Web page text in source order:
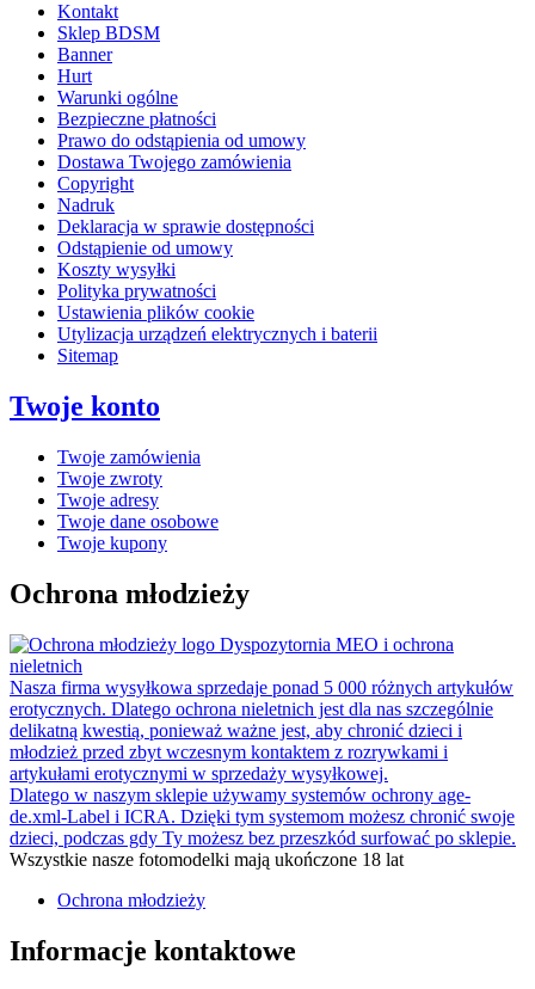
Kontakt
Sklep BDSM
Banner
Hurt
Warunki ogólne
Bezpieczne płatności
Prawo do odstąpienia od umowy
Dostawa Twojego zamówienia
Copyright
Nadruk
Deklaracja w sprawie dostępności
Odstąpienie od umowy
Koszty wysyłki
Polityka prywatności
Ustawienia plików cookie
Utylizacja urządzeń elektrycznych i baterii
Sitemap
Twoje konto
Twoje zamówienia
Twoje zwroty
Twoje adresy
Twoje dane osobowe
Twoje kupony
Ochrona młodzieży
Dyspozytornia MEO i ochrona
nieletnich
Nasza firma wysyłkowa sprzedaje ponad 5 000 różnych artykułów
erotycznych. Dlatego ochrona nieletnich jest dla nas szczególnie
delikatną kwestią, ponieważ ważne jest, aby chronić dzieci i
młodzież przed zbyt wczesnym kontaktem z rozrywkami i
artykułami erotycznymi w sprzedaży wysyłkowej.
Dlatego w naszym sklepie używamy systemów ochrony age-
de.xml-Label i ICRA. Dzięki tym systemom możesz chronić swoje
dzieci, podczas gdy Ty możesz bez przeszkód surfować po sklepie.
Wszystkie nasze fotomodelki mają ukończone 18 lat
Ochrona młodzieży
Informacje kontaktowe